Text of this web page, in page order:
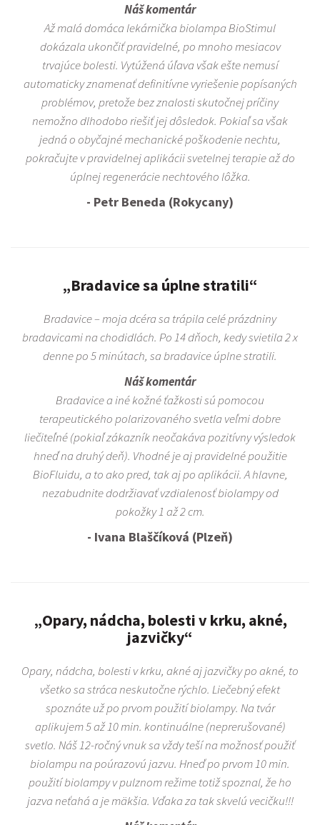
Náš komentár
Až malá domáca lekárnička biolampa BioStimul
dokázala ukončiť pravidelné, po mnoho mesiacov
trvajúce bolesti. Vytúžená úľava však ešte nemusí
automaticky znamenať definitívne vyriešenie popísaných
problémov, pretože bez znalosti skutočnej príčiny
nemožno dlhodobo riešiť jej dôsledok. Pokiaľ sa však
jedná o obyčajné mechanické poškodenie nechtu,
pokračujte v pravidelnej aplikácii svetelnej terapie až do
úplnej regenerácie nechtového lôžka.
- Petr Beneda (Rokycany)
„Bradavice sa úplne stratili“
Bradavice – moja dcéra sa trápila celé prázdniny
bradavicami na chodidlách. Po 14 dňoch, kedy svietila 2 x
denne po 5 minútach, sa bradavice úplne stratili.
Náš komentár
Bradavice a iné kožné ťažkosti sú pomocou
terapeutického polarizovaného svetla veľmi dobre
liečiteľné (pokiaľ zákazník neočakáva pozitívny výsledok
hneď na druhý deň). Vhodné je aj pravidelné použitie
BioFluidu, a to ako pred, tak aj po aplikácii. A hlavne,
nezabudnite dodržiavať vzdialenosť biolampy od
pokožky 1 až 2 cm.
- Ivana Blaščíková (Plzeň)
„Opary, nádcha, bolesti v krku, akné,
jazvičky“
Opary, nádcha, bolesti v krku, akné aj jazvičky po akné, to
všetko sa stráca neskutočne rýchlo. Liečebný efekt
spoznáte už po prvom použití biolampy. Na tvár
aplikujem 5 až 10 min. kontinuálne (neprerušované)
svetlo. Náš 12-ročný vnuk sa vždy teší na možnosť použiť
biolampu na poúrazovú jazvu. Hneď po prvom 10 min.
použití biolampy v pulznom režime totiž spoznal, že ho
jazva neťahá a je mäkšia. Vďaka za tak skvelú vecičku!!!